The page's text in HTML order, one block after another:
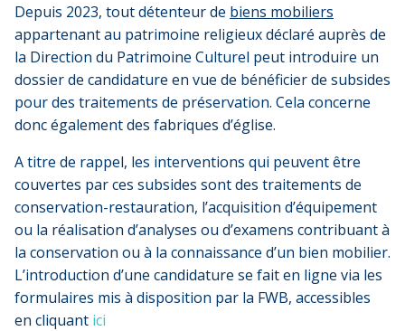
Depuis 2023, tout détenteur de biens mobiliers
appartenant au patrimoine religieux déclaré auprès de
la Direction du Patrimoine Culturel peut introduire un
dossier de candidature en vue de bénéficier de subsides
pour des traitements de préservation. Cela concerne
donc également des fabriques d’église.
A titre de rappel, les interventions qui peuvent être
couvertes par ces subsides sont des traitements de
conservation-restauration, l’acquisition d’équipement
ou la réalisation d’analyses ou d’examens contribuant à
la conservation ou à la connaissance d’un bien mobilier.
L’introduction d’une candidature se fait en ligne via les
formulaires mis à disposition par la FWB, accessibles
en cliquant ici